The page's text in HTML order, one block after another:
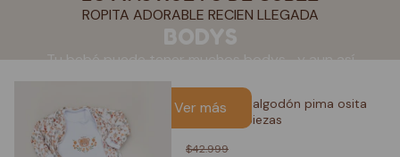
BODYS
Tu bebé puede tener muchos bodys… y aun así
Ver más
ROPITA ADORABLE RECIEN LLEGADA
Ajuar bebé algodón pima osita
bosque 3 piezas
$42.999